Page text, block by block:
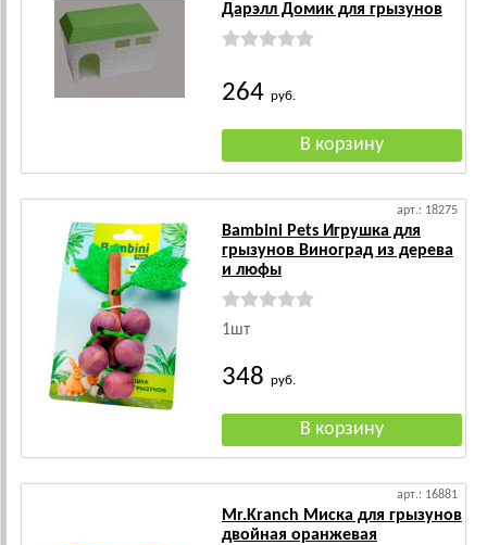
Дарэлл Домик для грызунов
264 руб.
арт.: 18275
Bambini Pets Игрушка для
грызунов Виноград из дерева
и люфы
1шт
348 руб.
арт.: 16881
Mr.Kranch Миска для грызунов
двойная оранжевая